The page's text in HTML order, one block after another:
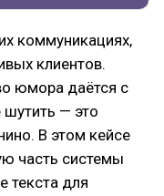
коммуникациях,
клиентов.
юмора даётся с
шутить — это
В этом кейсе
часть системы
текста для